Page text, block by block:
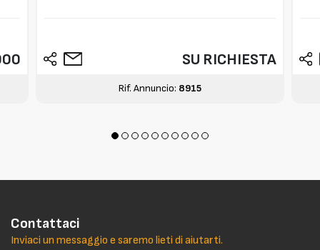
SU RICHIESTA
Rif. Annuncio: 8915
Contattaci
Inviaci un messaggio e saremo lieti di aiutarti.